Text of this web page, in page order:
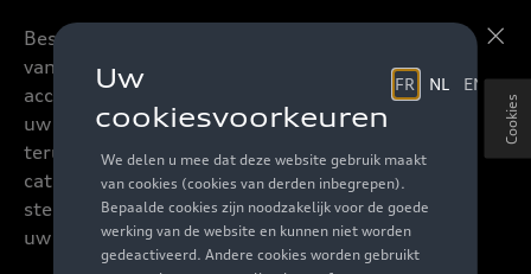
Beste accessoires-lovers,
vanaf nu kan u het hele
accessoire assortiment van
uw favoriete merk
terugvinden in de online
catalogus. Deze kunnen
steeds besteld worden via
uw verdeler.
Cookies